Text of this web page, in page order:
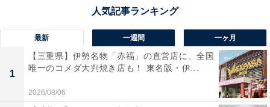
最新 一週間 一ヶ月
1
【三重県】伊勢名物「赤福」の直営店に、全国
唯一のコメダ大判焼き店も！ 東名阪・伊...
2026/08/06